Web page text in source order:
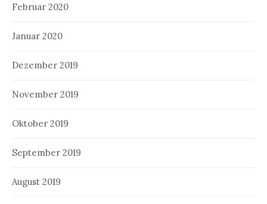
Februar 2020
Januar 2020
Dezember 2019
November 2019
Oktober 2019
September 2019
August 2019